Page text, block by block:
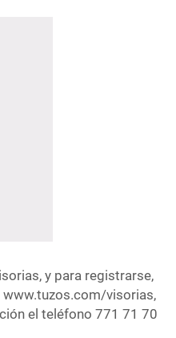
y para registrarse,
www.tuzos.com/visorias,
el teléfono 771 71 70